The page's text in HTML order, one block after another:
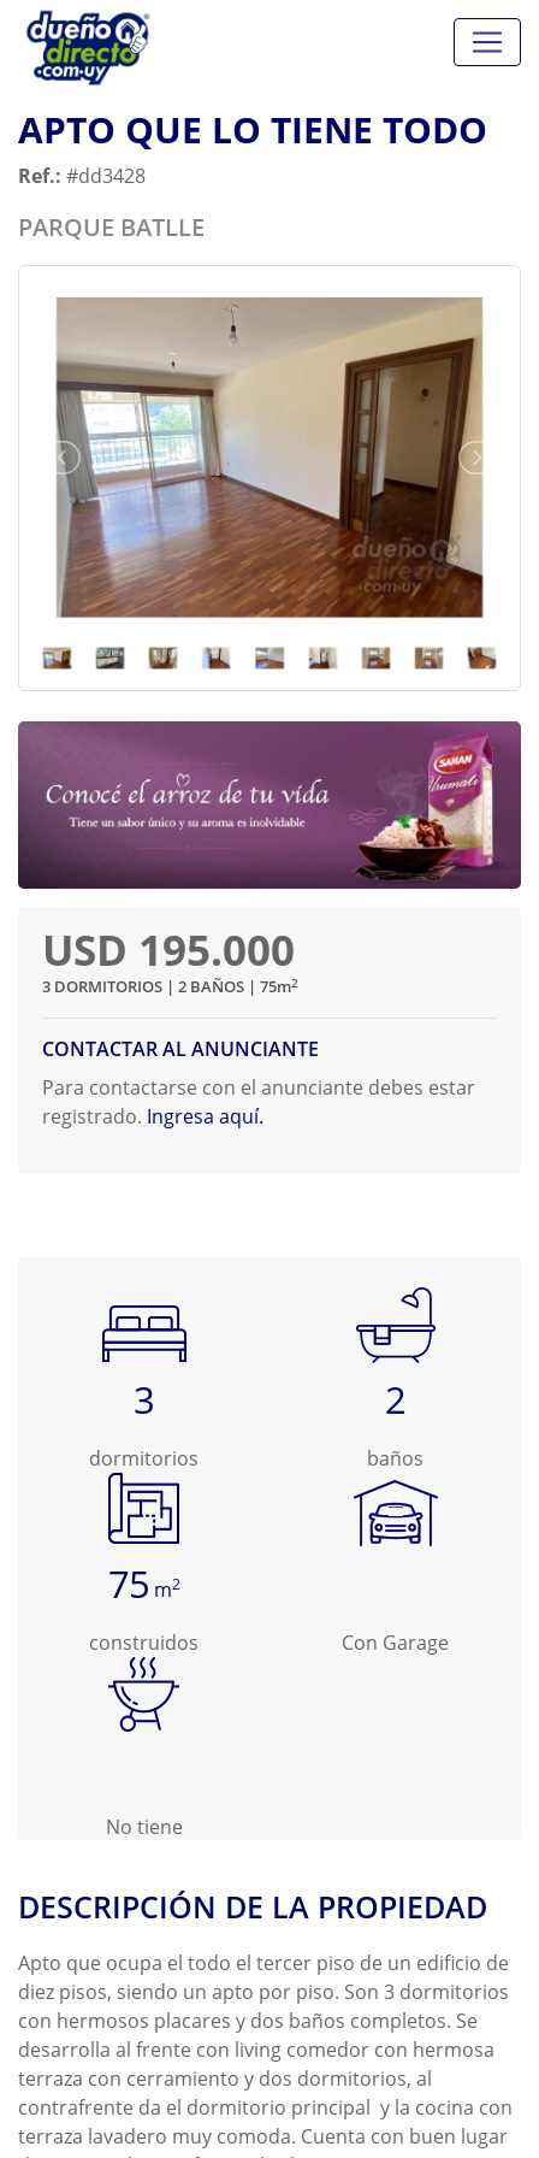
APTO QUE LO TIENE TODO
Ref.: #dd3428
PARQUE BATLLE
USD 195.000
3 DORMITORIOS | 2 BAÑOS | 75m2
CONTACTAR AL ANUNCIANTE
Para contactarse con el anunciante debes estar
registrado. Ingresa aquí.
3
dormitorios
2
baños
75 m2
construidos Con Garage
No tiene
DESCRIPCIÓN DE LA PROPIEDAD
Apto que ocupa el todo el tercer piso de un edificio de
diez pisos, siendo un apto por piso. Son 3 dormitorios
con hermosos placares y dos baños completos. Se
desarrolla al frente con living comedor con hermosa
terraza con cerramiento y dos dormitorios, al
contrafrente da el dormitorio principal y la cocina con
terraza lavadero muy comoda. Cuenta con buen lugar